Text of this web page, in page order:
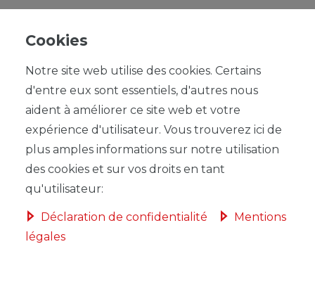
UVP 4,99 €
4,49 EUR*
Contenu
DANS LE PANIER
Cookies
Notre site web utilise des cookies. Certains
d'entre eux sont essentiels, d'autres nous
aident à améliorer ce site web et votre
expérience d'utilisateur. Vous trouverez ici de
plus amples informations sur notre utilisation
des cookies et sur vos droits en tant
qu'utilisateur:
Déclaration de confidentialité
Mentions
légales